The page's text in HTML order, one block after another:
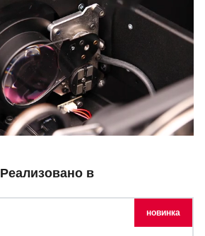
Реализовано в
новинка